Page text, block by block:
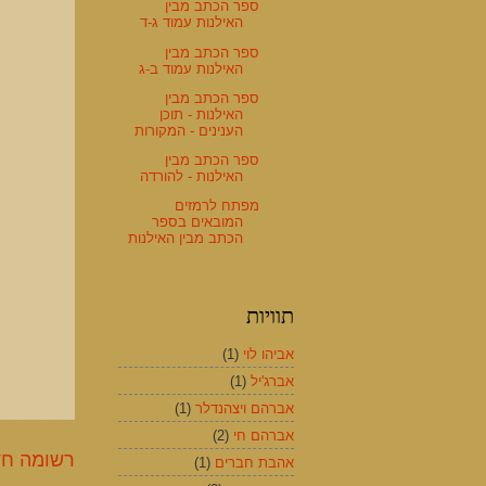
רשומה
ספר הכתב מבין
האילנות עמוד ג-ד
ספר הכתב מבין
האילנות עמוד ב-ג
ספר הכתב מבין
האילנות - תוכן
הענינים - המקורות
ספר הכתב מבין
האילנות - להורדה
מפתח לרמזים
המובאים בספר
הכתב מבין האילנות
תוויות
אביהו לוי (1)
אברג'יל (1)
אברהם ויצהנדלר (1)
אברהם חי (2)
אהבת חברים (1)